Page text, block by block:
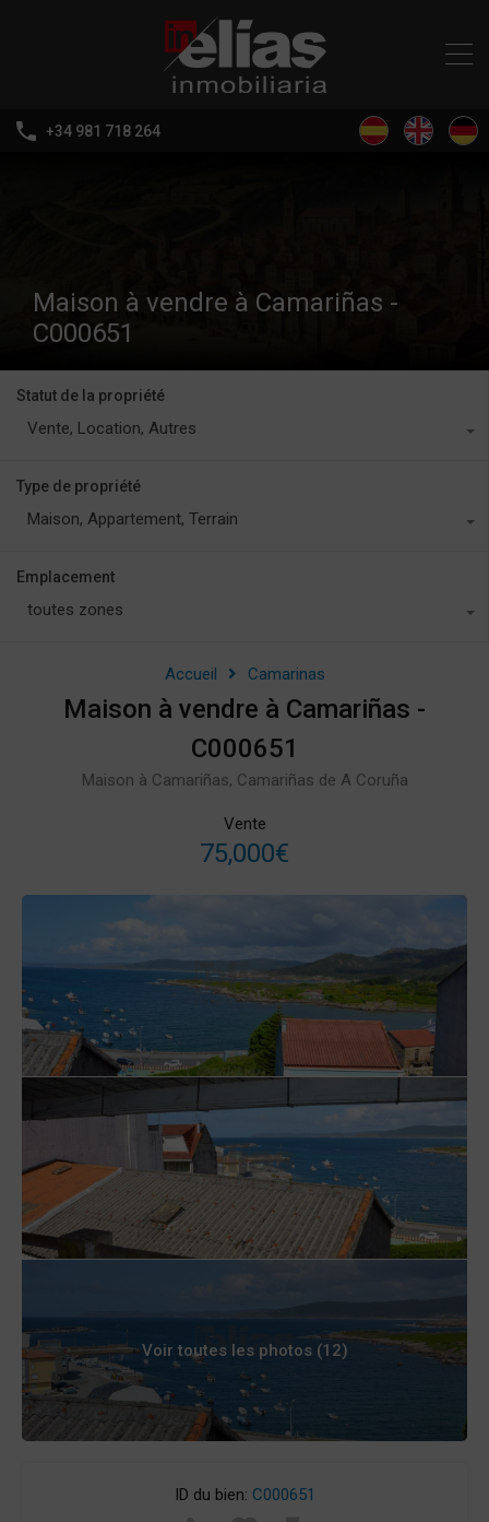
+34 981 718 264
Maison à vendre à Camariñas -
C000651
Statut de la propriété
Vente, Location, Autres
Type de propriété
Maison, Appartement, Terrain
Emplacement
toutes zones
Accueil Camarinas
Maison à vendre à Camariñas -
C000651
Maison à Camariñas, Camariñas de A Coruña
Vente
75,000€
Voir toutes les photos (12)
ID du bien: C000651